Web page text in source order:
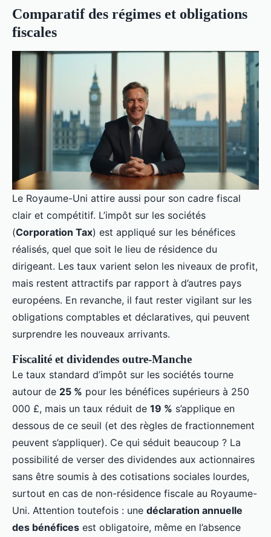
Comparatif des régimes et obligations
fiscales
Le Royaume-Uni attire aussi pour son cadre fiscal
clair et compétitif. L’impôt sur les sociétés
(Corporation Tax) est appliqué sur les bénéfices
réalisés, quel que soit le lieu de résidence du
dirigeant. Les taux varient selon les niveaux de profit,
mais restent attractifs par rapport à d’autres pays
européens. En revanche, il faut rester vigilant sur les
obligations comptables et déclaratives, qui peuvent
surprendre les nouveaux arrivants.
Fiscalité et dividendes outre-Manche
Le taux standard d’impôt sur les sociétés tourne
autour de 25 % pour les bénéfices supérieurs à 250
000 £, mais un taux réduit de 19 % s’applique en
dessous de ce seuil (et des règles de fractionnement
peuvent s’appliquer). Ce qui séduit beaucoup ? La
possibilité de verser des dividendes aux actionnaires
sans être soumis à des cotisations sociales lourdes,
surtout en cas de non-résidence fiscale au Royaume-
Uni. Attention toutefois : une déclaration annuelle
des bénéfices est obligatoire, même en l’absence